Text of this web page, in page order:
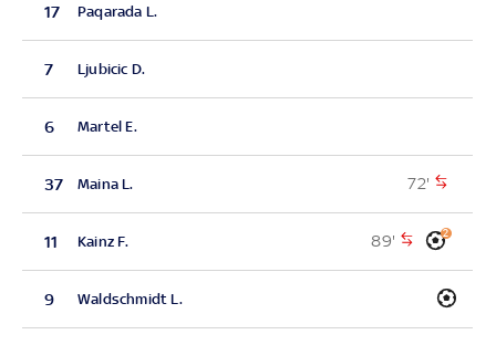
17 Paqarada L.
7 Ljubicic D.
6 Martel E.
37 Maina L. 72'
11 Kainz F. 89' 2
9 Waldschmidt L.